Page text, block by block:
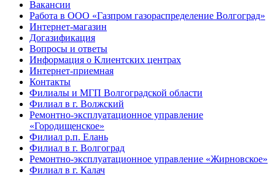
Вакансии
Работа в ООО «Газпром газораспределение Волгоград»
Интернет-магазин
Догазификация
Вопросы и ответы
Информация о Клиентских центрах
Интернет-приемная
Контакты
Филиалы и МГП Волгоградской области
Филиал в г. Волжский
Ремонтно-эксплуатационное управление
«Городищенское»
Филиал р.п. Елань
Филиал в г. Волгоград
Ремонтно-эксплуатационное управление «Жирновское»
Филиал в г. Калач